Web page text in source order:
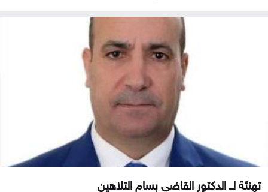
تهنئة لــ الدكتور القاضي بسام التلاهين